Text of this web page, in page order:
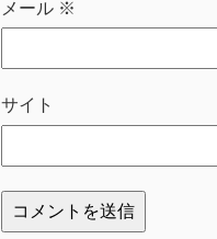
メール ※
サイト